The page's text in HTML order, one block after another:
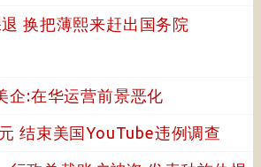
换把薄熙来赶出国务院
企:在华运营前景恶化
结束美国YouTube违例调查